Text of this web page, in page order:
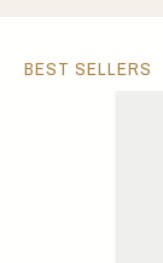
BEST SELLERS